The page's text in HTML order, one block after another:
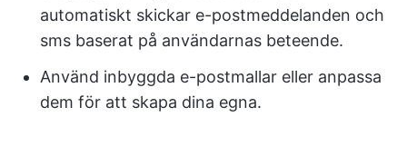
automatiskt skickar e-postmeddelanden och
sms baserat på användarnas beteende.
Använd inbyggda e-postmallar eller anpassa
dem för att skapa dina egna.